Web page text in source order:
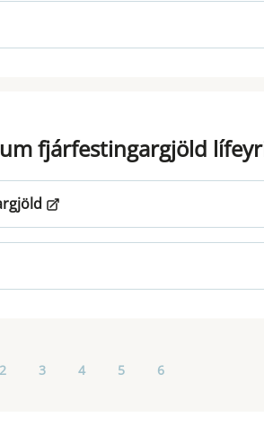
fjárfestingargjöld
2 3 4 5 6